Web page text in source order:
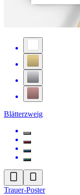
Blätterzweig
Trauer-Poster